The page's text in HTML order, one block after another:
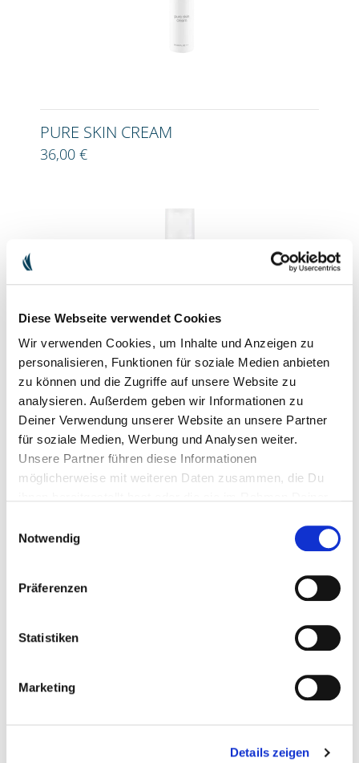
Diese Webseite verwendet Cookies
Wir verwenden Cookies, um Inhalte und Anzeigen zu
personalisieren, Funktionen für soziale Medien anbieten
zu können und die Zugriffe auf unsere Website zu
analysieren. Außerdem geben wir Informationen zu
Deiner Verwendung unserer Website an unsere Partner
für soziale Medien, Werbung und Analysen weiter.
Unsere Partner führen diese Informationen
möglicherweise mit weiteren Daten zusammen, die Du
Notwendig
Präferenzen
Statistiken
Marketing
Details zeigen
PURE SKIN CREAM
36,00 €
YOUTH ACTIVATING SERUM
54,00 €
BB SATIN SKIN ELIXIR